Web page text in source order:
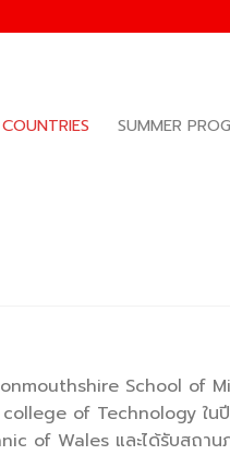
COUNTRIES SUMMER
School of
of Technology ใน
of Wales และได้รับสถาน